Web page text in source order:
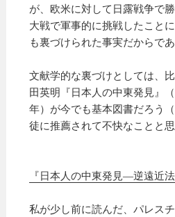
が、欧米に対して日露戦争で
大戦で軍事的に挑戦したこと
も裏づけられた事実だからであ
文献学的な裏づけとしては、
田英明『日本人の中東発見』
年）が今でも基本図書だろう
徒に推薦されて不快なことと
『日本人の中東発見―逆遠近
私が少し前に読んだ、パレス